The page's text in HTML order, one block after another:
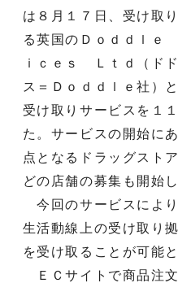
は８月１７日、受け取
る英国のＤｏｄｄｌ
ｉｃｅｓ Ｌｔｄ（ド
ス＝Ｄｏｄｄｌｅ社）
受け取りサービスを１
た。サービスの開始に
点となるドラッグスト
どの店舗の募集も開始し
今回のサービスによ
生活動線上の受け取り
を受け取ることが可能と
ＥＣサイトで商品注